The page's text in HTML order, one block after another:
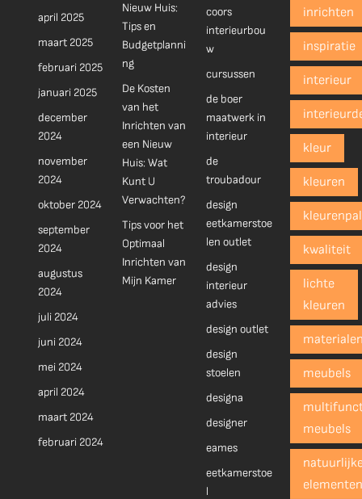
april 2025
maart 2025
februari 2025
januari 2025
december
2024
november
2024
oktober 2024
september
2024
augustus
2024
juli 2024
juni 2024
mei 2024
april 2024
maart 2024
februari 2024
Nieuw Huis:
Tips en
Budgetplanni
ng
De Kosten
van het
Inrichten van
een Nieuw
Huis: Wat
Kunt U
Verwachten?
Tips voor het
Optimaal
Inrichten van
Mijn Kamer
coors
interieurbou
w
cursussen
de boer
maatwerk in
interieur
de
troubadour
design
eetkamerstoe
len outlet
design
interieur
advies
design outlet
design
stoelen
designa
designer
eames
eetkamerstoe
l
inrichten
inspiratie
interieur
kleur
kleuren
kwaliteit
lichte
kleuren
meubels
meubels